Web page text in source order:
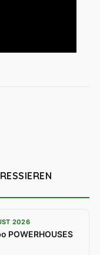
2026
POWERHOUSES